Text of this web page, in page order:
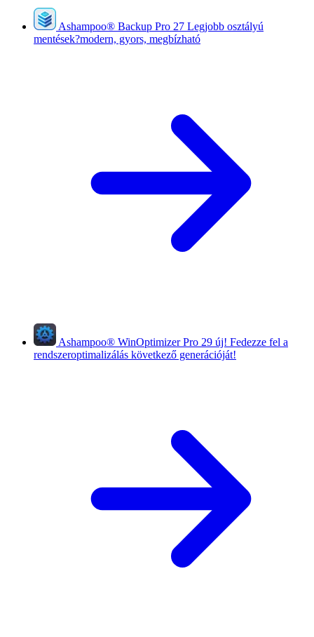
Ashampoo® Backup Pro 27 Legjobb osztályú
mentések?modern, gyors, megbízható
Ashampoo® WinOptimizer Pro 29 új! Fedezze fel a
rendszeroptimalizálás következő generációját!